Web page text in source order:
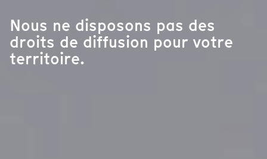
Nous ne disposons pas des
droits de diffusion pour votre
territoire.